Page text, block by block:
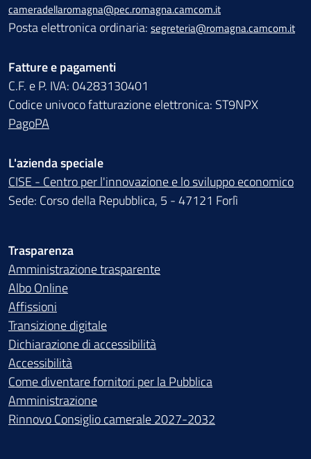
cameradellaromagna@pec.romagna.camcom.it
Posta elettronica ordinaria: segreteria@romagna.camcom.it
Fatture e pagamenti
C.F. e P. IVA: 04283130401
Codice univoco fatturazione elettronica: ST9NPX
PagoPA
L'azienda speciale
CISE - Centro per l'innovazione e lo sviluppo economico
Sede: Corso della Repubblica, 5 - 47121 Forlì
Trasparenza
Amministrazione trasparente
Albo Online
Affissioni
Transizione digitale
Dichiarazione di accessibilità
Accessibilità
Come diventare fornitori per la Pubblica
Amministrazione
Rinnovo Consiglio camerale 2027-2032